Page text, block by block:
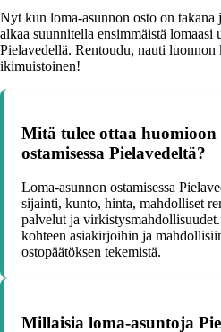
Nyt kun loma-asunnon osto on
alkaa suunnitella ensimmäistä lomaasi
Pielavedellä. Rentoudu, nauti luonnon
ikimuistoinen!
Mitä tulee ottaa huomioon
ostamisessa Pielavedeltä?
Loma-asunnon ostamisessa
sijainti, kunto, hinta, mahdolliset
palvelut ja
kohteen asiakirjoihin ja
ostopäätöksen tekemistä.
Millaisia loma-asuntoja